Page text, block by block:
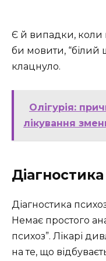
Є й випадки, коли
би мовити, “білий
клацнуло.
Олігурія:
лікування
Діагностика
Немає простого
психоз”. Лікарі
на те, що